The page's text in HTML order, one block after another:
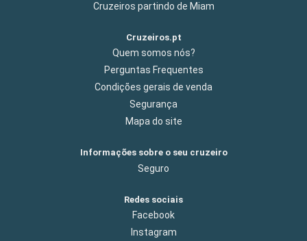
Cruzeiros partindo de Miam
Cruzeiros.pt
Quem somos nós?
Perguntas Frequentes
Condições gerais de venda
Segurança
Mapa do site
Informações sobre o seu cruzeiro
Seguro
Redes sociais
Facebook
Instagram